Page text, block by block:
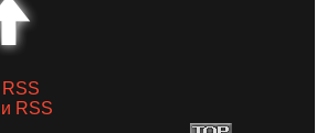
RSS